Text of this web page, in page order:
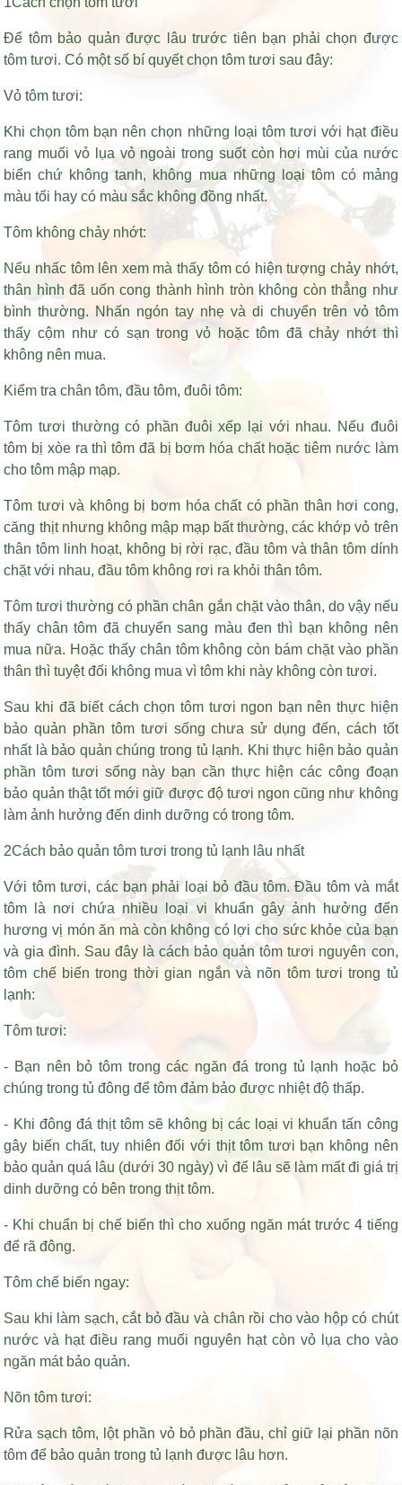
Để tôm bảo quản được lâu trước tiên bạn phải chọn được
tôm tươi. Có một số bí quyết chọn tôm tươi sau đây:
Vỏ tôm tươi:
Khi chọn tôm bạn nên chọn những loại tôm tươi với hạt điều
rang muối vỏ lụavỏ ngoài trong suốt còn hơi mùi của nước
biển chứ không tanh, không mua những loại tôm có mảng
màu tối hay có màu sắc không đồng nhất.
Tôm không chảy nhớt:
Nếu nhấc tôm lên xem mà thấy tôm có hiện tượng chảy nhớt,
thân hình đã uốn cong thành hình tròn không còn thẳng như
bình thường. Nhấn ngón tay nhẹ và di chuyển trên vỏ tôm
thấy cộm như có sạn trong vỏ hoặc tôm đã chảy nhớt thì
không nên mua.
Kiểm tra chân tôm, đầu tôm, đuôi tôm:
Tôm tươi thường có phần đuôi xếp lại với nhau. Nếu đuôi
tôm bị xòe ra thì tôm đã bị bơm hóa chất hoặc tiêm nước làm
cho tôm mập mạp.
Tôm tươi và không bị bơm hóa chất có phần thân hơi cong,
căng thịt nhưng không mập mạp bất thường, các khớp vỏ trên
thân tôm linh hoạt, không bị rời rạc, đầu tôm và thân tôm dính
chặt với nhau, đầu tôm không rơi ra khỏi thân tôm.
Tôm tươi thường có phần chân gắn chặt vào thân, do vậy nếu
thấy chân tôm đã chuyển sang màu đen thì bạn không nên
mua nữa. Hoặc thấy chân tôm không còn bám chặt vào phần
thân thì tuyệt đối không mua vì tôm khi này không còn tươi.
Sau khi đã biết cách chọn tôm tươi ngon bạn nên thực hiện
bảo quản phần tôm tươi sống chưa sử dụng đến, cách tốt
nhất là bảo quản chúng trong tủ lạnh. Khi thực hiện bảo quản
phần tôm tươi sống này bạn cần thực hiện các công đoạn
bảo quản thật tốt mới giữ được độ tươi ngon cũng như không
làm ảnh hưởng đến dinh dưỡng có trong tôm.
2Cách bảo quản tôm tươi trong tủ lạnh lâu nhất
Với tôm tươi, các bạn phải loại bỏ đầu tôm. Đầu tôm và mắt
tôm là nơi chứa nhiều loại vi khuẩn gây ảnh hưởng đến
hương vị món ăn mà còn không có lợi cho sức khỏe của bạn
và gia đình. Sau đây là cách bảo quản tôm tươi nguyên con,
tôm chế biến trong thời gian ngắn và nõn tôm tươi trong tủ
lạnh:
Tôm tươi:
- Bạn nên bỏ tôm trong các ngăn đá trong tủ lạnh hoặc bỏ
chúng trong tủ đông để tôm đảm bảo được nhiệt độ thấp.
- Khi đông đá thịt tôm sẽ không bị các loại vi khuẩn tấn công
gây biến chất, tuy nhiên đối với thịt tôm tươi bạn không nên
bảo quản quá lâu (dưới 30 ngày) vì để lâu sẽ làm mất đi giá trị
dinh dưỡng có bên trong thịt tôm.
- Khi chuẩn bị chế biến thì cho xuống ngăn mát trước 4 tiếng
để rã đông.
Tôm chế biến ngay:
Sau khi làm sạch, cắt bỏ đầu và chân rồi cho vào hộp có chút
nước và hạt điều rang muối nguyên hạt còn vỏ lụa cho vào
ngăn mát bảo quản.
Nõn tôm tươi:
Rửa sạch tôm, lột phần vỏ bỏ phần đầu, chỉ giữ lại phần nõn
tôm để bảo quản trong tủ lạnh được lâu hơn.